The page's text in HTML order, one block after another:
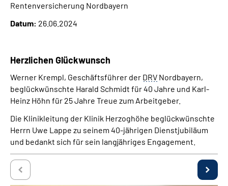
Über uns
Inhalte in Gebärdensprache (DGS)
Leichte Sprache
Suche
Rentenversicherung Nordbayern
Datum: 26.06.2024
Herzlichen Glückwunsch
Werner Krempl, Geschäftsführer der DRV Nordbayern,
beglückwünschte Harald Schmidt für 40 Jahre und Karl-
Heinz Höhn für 25 Jahre Treue zum Arbeitgeber.
Die Klinikleitung der Klinik Herzoghöhe beglückwünschte
Herrn Uwe Lappe zu seinem 40-jährigen Dienstjubiläum
und bedankt sich für sein langjähriges Engagement.